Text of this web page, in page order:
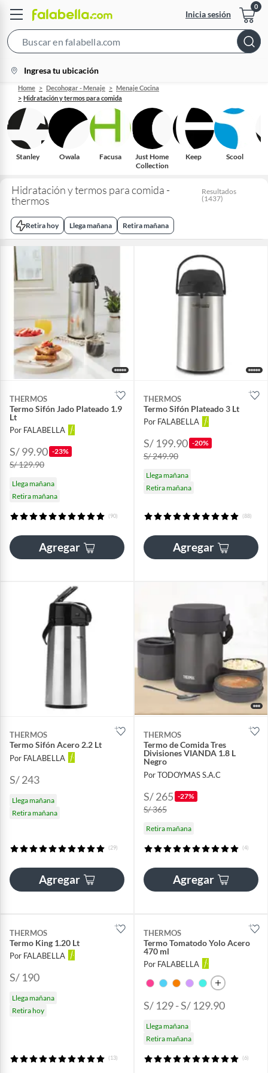
Inicia sesión
Bar
location-
icon
Ingresa tu ubicación
Home Decohogar - Menaje
Menaje Cocina
Hidratación y termos para comida
Stanley Owala Facusa
Just Home
Collection
Keep Scool
Hidratación y termos para comida -
thermos
Resultados
(1437)
Retira hoy Llega mañana Retira mañana
THERMOS
Termo Sifón Jado Plateado 1.9
Lt
Por FALABELLA
S/ 99.90 -23%
S/ 129.90
Llega mañana
Retira mañana
(90)
Agregar
THERMOS
Termo Sifón Plateado 3 Lt
Por FALABELLA
S/ 199.90 -20%
S/ 249.90
Llega mañana
Retira mañana
(88)
Agregar
THERMOS
Termo Sifón Acero 2.2 Lt
Por FALABELLA
S/ 243
Llega mañana
Retira mañana
(29)
Agregar
THERMOS
Termo de Comida Tres
Divisiones VIANDA 1.8 L
Negro
Por TODOYMAS S.A.C
S/ 265 -27%
S/ 365
Retira mañana
(4)
Agregar
THERMOS
Termo King 1.20 Lt
Por FALABELLA
S/ 190
Llega mañana
Retira hoy
(13)
THERMOS
Termo Tomatodo Yolo Acero
470 ml
Por FALABELLA
S/ 129 - S/ 129.90
Llega mañana
Retira mañana
(6)